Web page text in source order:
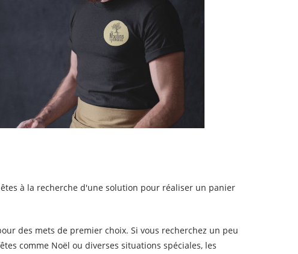
à la recherche d'une solution pour réaliser un panier
des mets de premier choix. Si vous recherchez un peu
comme Noël ou diverses situations spéciales, les